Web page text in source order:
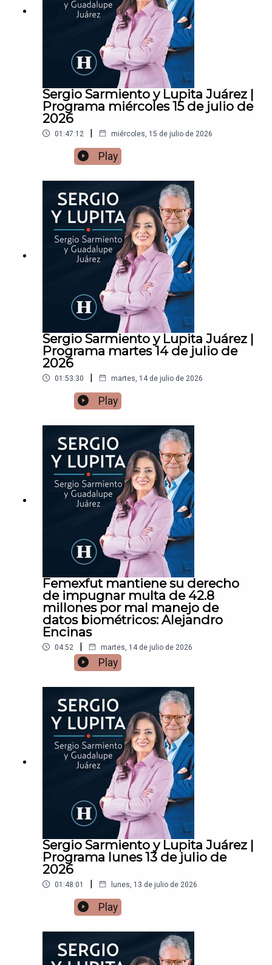
Sergio Sarmiento y Lupita Juárez |
Programa miércoles 15 de julio de
2026
01:47:12 | miércoles, 15 de julio de 2026
Play
Sergio Sarmiento y Lupita Juárez |
Programa martes 14 de julio de
2026
01:53:30 | martes, 14 de julio de 2026
Play
Femexfut mantiene su derecho
de impugnar multa de 42.8
millones por mal manejo de
datos biométricos: Alejandro
Encinas
04:52 | martes, 14 de julio de 2026
Play
Sergio Sarmiento y Lupita Juárez |
Programa lunes 13 de julio de
2026
01:48:01 | lunes, 13 de julio de 2026
Play